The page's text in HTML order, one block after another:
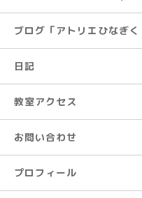
ブログ「アトリエひなぎ
日記
教室アクセス
お問い合わせ
プロフィール